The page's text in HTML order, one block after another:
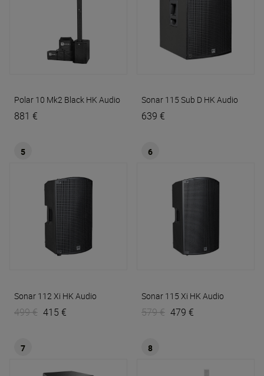
Polar 10 Mk2 Black HK Audio
881 €
Sonar 115 Sub D HK Audio
639 €
5
Sonar 112 Xi HK Audio
499 € 415 €
6
Sonar 115 Xi HK Audio
579 € 479 €
7 8